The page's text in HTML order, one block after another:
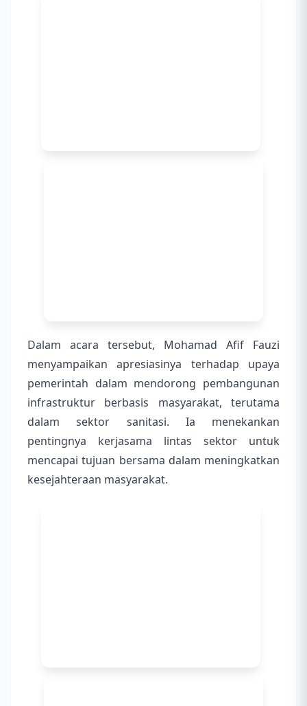
Dalam acara tersebut, Mohamad Afif Fauzi
menyampaikan apresiasinya terhadap upaya
pemerintah dalam mendorong pembangunan
infrastruktur berbasis masyarakat, terutama
dalam sektor sanitasi. Ia menekankan
pentingnya kerjasama lintas sektor untuk
mencapai tujuan bersama dalam meningkatkan
kesejahteraan masyarakat.